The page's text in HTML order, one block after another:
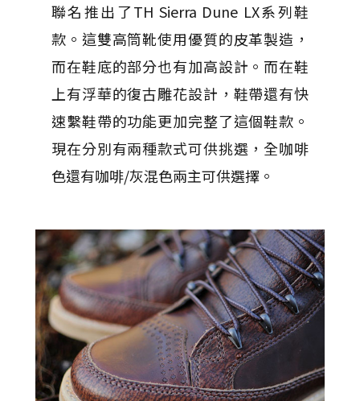
聯名推出了TH Sierra Dune LX系列鞋
款。這雙高筒靴使用優質的皮革製造，
而在鞋底的部分也有加高設計。而在鞋
上有浮華的復古雕花設計，鞋帶還有快
速繫鞋帶的功能更加完整了這個鞋款。
現在分別有兩種款式可供挑選，全咖啡
色還有咖啡/灰混色兩主可供選擇。